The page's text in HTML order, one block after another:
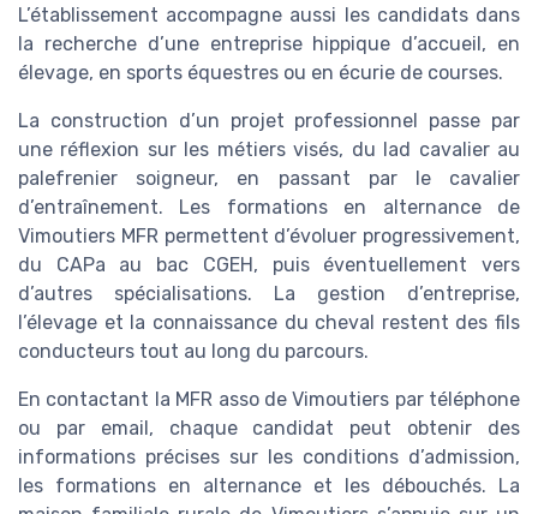
L’établissement accompagne aussi les candidats dans
la recherche d’une entreprise hippique d’accueil, en
élevage, en sports équestres ou en écurie de courses.
La construction d’un projet professionnel passe par
une réflexion sur les métiers visés, du lad cavalier au
palefrenier soigneur, en passant par le cavalier
d’entraînement. Les formations en alternance de
Vimoutiers MFR permettent d’évoluer progressivement,
du CAPa au bac CGEH, puis éventuellement vers
d’autres spécialisations. La gestion d’entreprise,
l’élevage et la connaissance du cheval restent des fils
conducteurs tout au long du parcours.
En contactant la MFR asso de Vimoutiers par téléphone
ou par email, chaque candidat peut obtenir des
informations précises sur les conditions d’admission,
les formations en alternance et les débouchés. La